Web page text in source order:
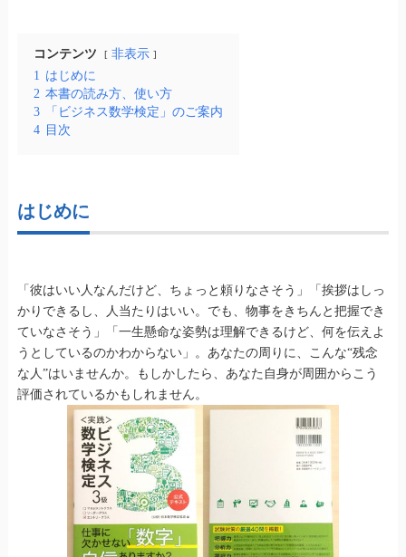
コンテンツ
非表示
1 はじめに
2 本書の読み方、使い方
3
「ビジネス数学検定」のご案内
4 目次
はじめに
「彼はいい人なんだけど、ちょっと頼りなさそう」「挨拶はしっ
かりできるし、人当たりはいい。でも、物事をきちんと把握でき
ていなさそう」「一生懸命な姿勢は理解できるけど、何を伝えよ
うとしているのかわからない」。あなたの周りに、こんな“残念
な人”はいませんか。もしかしたら、あなた自身が周囲からこう
評価されているかもしれません。